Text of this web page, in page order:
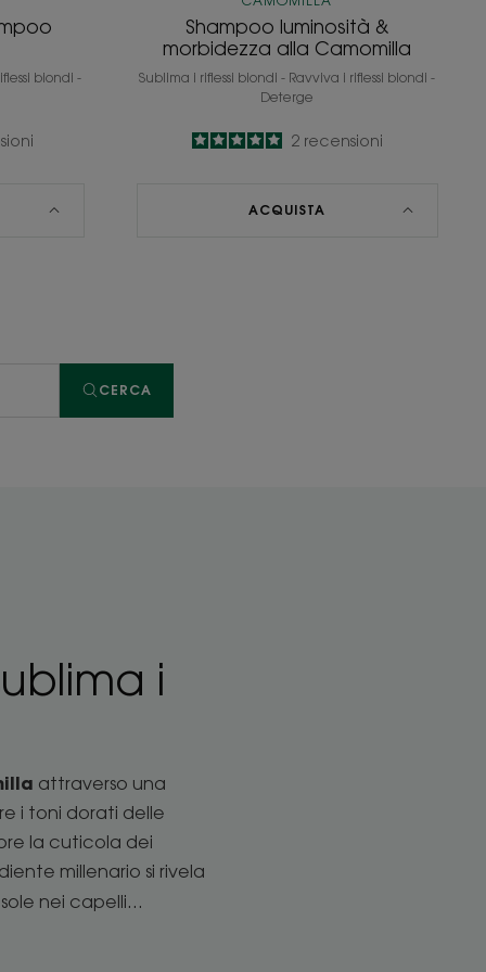
biondi -
Shampoo luminosità &
morbidezza alla Camomilla
Sublima i riflessi biondi - Ravviva i riflessi biondi -
Deterge
5
/
5
2 recensioni
ACQUISTA
CERCA
i
attraverso una
i toni dorati delle
la cuticola dei
millenario si rivela
nei capelli...